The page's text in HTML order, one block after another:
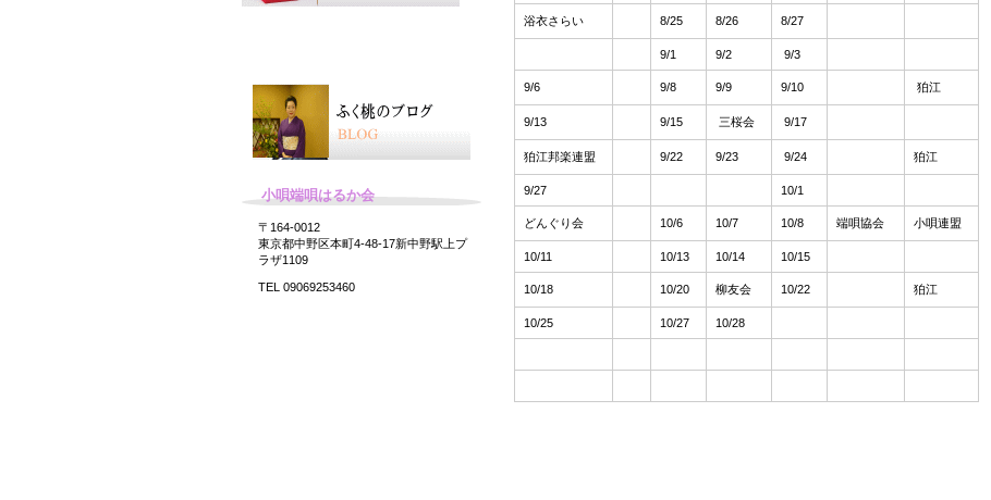
浴衣さらい 8/25 8/26 8/27
9/1 9/2 9/3
9/6 9/8 9/9 9/10 狛江
9/13 9/15 三桜会 9/17
狛江邦楽連盟 9/22 9/23 9/24 狛江
9/27 10/1
どんぐり会 10/6 10/7 10/8 端唄協会 小唄連盟
10/11 10/13 10/14 10/15
10/18 10/20 柳友会 10/22 狛江
10/25 10/27 10/28
小唄端唄はるか会
〒164-0012
東京都中野区本町4-48-17新中野駅上プ
ラザ1109
TEL 09069253460